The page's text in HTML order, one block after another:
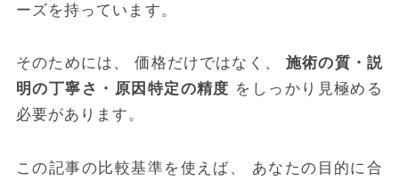
ーズを持っています。
そのためには、 価格だけではなく、施術の質・説
明の丁寧さ・原因特定の精度 をしっかり見極める
必要があります。
この記事の比較基準を使えば、 あなたの目的に合